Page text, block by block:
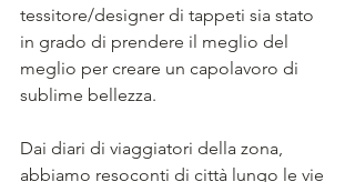
tessitore/designer di tappeti sia stato
in grado di prendere il meglio del
meglio per creare un capolavoro di
sublime bellezza.
Dai diari di viaggiatori della zona,
abbiamo resoconti di città lungo le vie